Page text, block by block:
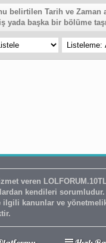
belirtilen Tarih ve Zaman
yada başka bir bölüme
5651 Sayılı Kanun'un 8. Maddesine ve T.C.K' nın
kendileri
kanunlar ve